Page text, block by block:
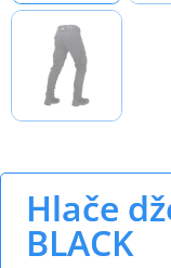
Hlače
BLACK